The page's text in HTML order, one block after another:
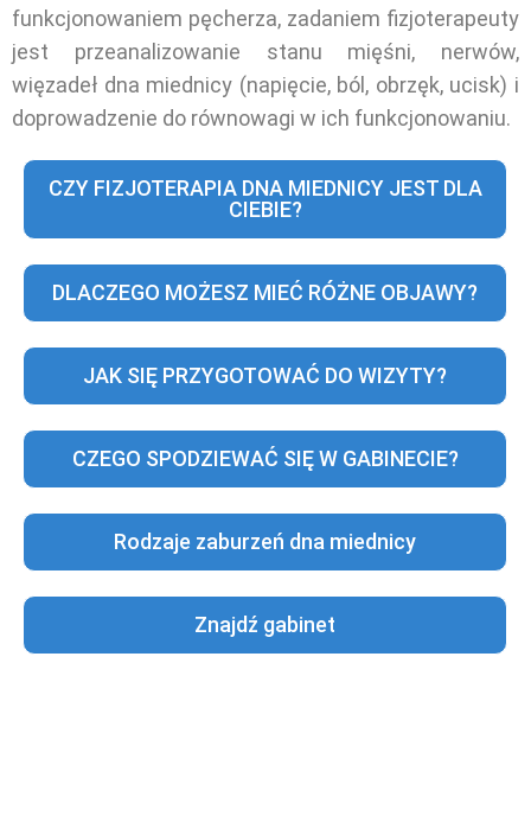
funkcjonowaniem pęcherza, zadaniem fizjoterapeuty
jest przeanalizowanie stanu mięśni, nerwów,
więzadeł dna miednicy (napięcie, ból, obrzęk, ucisk) i
doprowadzenie do równowagi w ich funkcjonowaniu.
CZY FIZJOTERAPIA DNA MIEDNICY JEST DLA
CIEBIE?
DLACZEGO MOŻESZ MIEĆ RÓŻNE OBJAWY?
JAK SIĘ PRZYGOTOWAĆ DO WIZYTY?
CZEGO SPODZIEWAĆ SIĘ W GABINECIE?
Rodzaje zaburzeń dna miednicy
Znajdź gabinet